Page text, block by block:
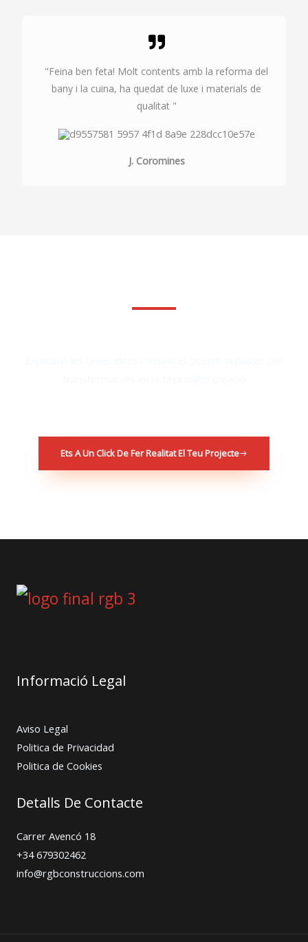
"Feina ben feta! Molt contents amb la reforma del
bany i la cuina, ha quedat de luxe i materials de
qualitat "
J. Coromines
Ets A Un Click De Fer Realitat El Teu Projecte
Informació Legal
Aviso Legal
Politica de Privacidad
Politica de Cookies
Detalls De Contacte
Carrer Avencó 18
+34 679302462
info@rgbconstruccions.com